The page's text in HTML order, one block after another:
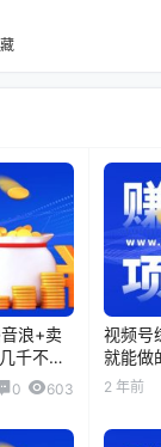
浪+卖
千不是
0 603
视频号
就能做
200+
2 年前